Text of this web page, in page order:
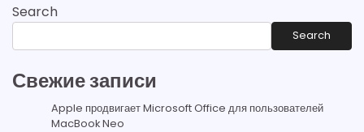
Search
Search
Свежие записи
Apple продвигает Microsoft Office для пользователей
MacBook Neo